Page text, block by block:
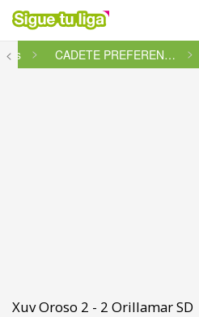
<
CADETE PREFERENTE FUTGAL - GRU...
Xuv Oroso 2 - 2 Orillamar SD